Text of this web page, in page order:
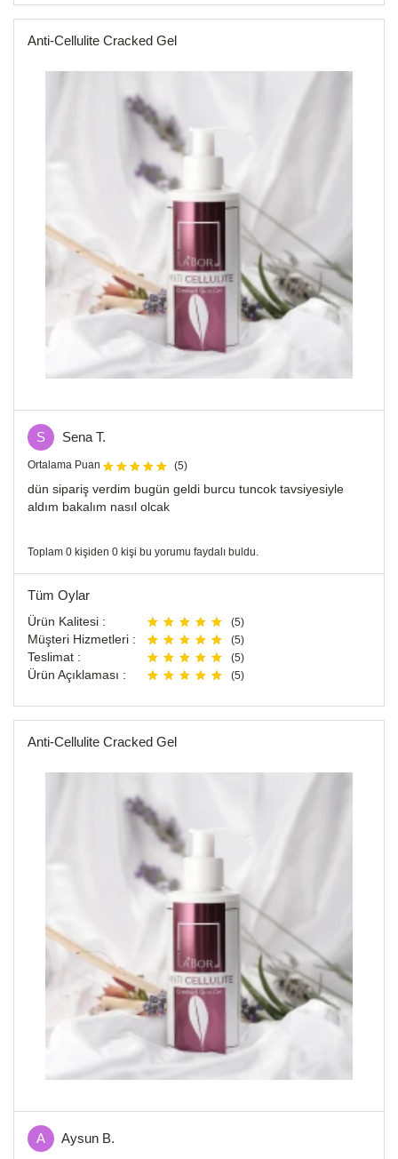
Anti-Cellulite Cracked Gel
S Sena T.
Ortalama Puan (5)
dün sipariş verdim bugün geldi burcu tuncok tavsiyesiyle
aldım bakalım nasıl olcak
Toplam 0 kişiden 0 kişi bu yorumu faydalı buldu.
Tüm Oylar
Ürün Kalitesi : (5)
Müşteri Hizmetleri : (5)
Teslimat : (5)
Ürün Açıklaması : (5)
Anti-Cellulite Cracked Gel
A Aysun B.